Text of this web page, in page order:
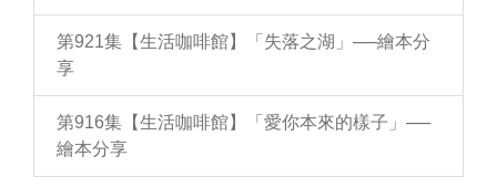
第921集【生活咖啡館】「失落之湖」──繪本分
享
第916集【生活咖啡館】「愛你本來的樣子」──
繪本分享